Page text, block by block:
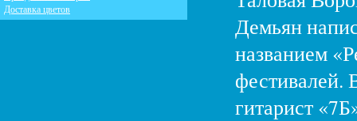
Демьян
названием
фестивалей.
гитарист
Доставка цветов